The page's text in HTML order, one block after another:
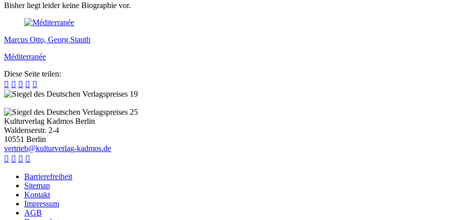
Bisher liegt leider keine Biographie vor.
Marcus Otto, Georg Stauth
Méditerranée
Diese Seite teilen:
    
Kulturverlag Kadmos Berlin
Waldenserstr. 2-4
10551 Berlin
vertrieb@kulturverlag-kadmos.de
   
Barrierefreiheit
Sitemap
Kontakt
Impressum
AGB